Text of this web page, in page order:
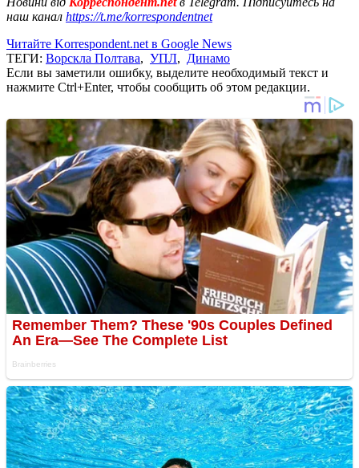
наш канал https://t.me/korrespondentnet
Читайте Korrespondent.net в Google News
ТЕГИ: Ворскла Полтава, УПЛ, Динамо
Если вы заметили ошибку, выделите необходимый текст и
нажмите Ctrl+Enter, чтобы сообщить об этом редакции.